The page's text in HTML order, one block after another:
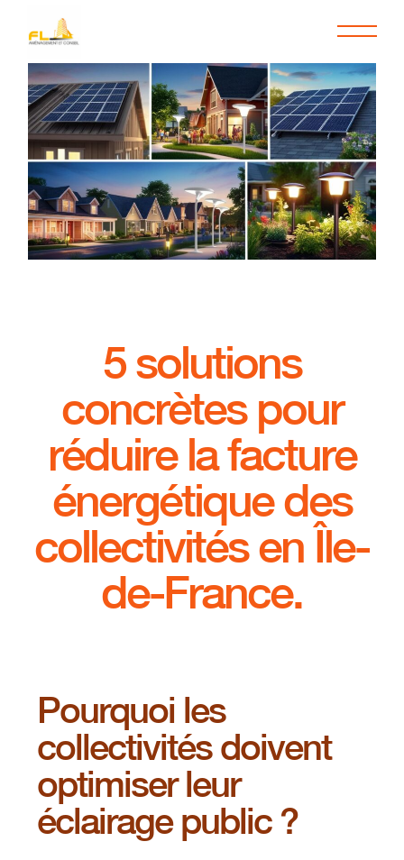
5 solutions
concrètes pour
réduire la facture
énergétique des
collectivités en Île-
de-France.
Pourquoi les
collectivités doivent
optimiser leur
éclairage public ?